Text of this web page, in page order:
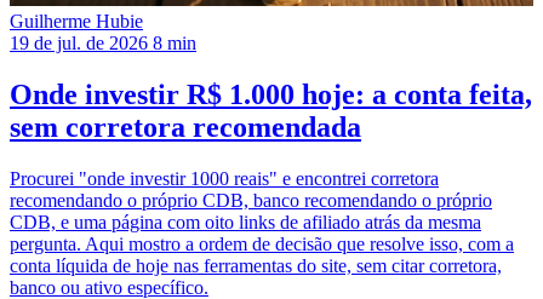
Guilherme Hubie
19 de jul. de 2026 8 min
Onde investir R$ 1.000 hoje: a conta feita,
sem corretora recomendada
Procurei "onde investir 1000 reais" e encontrei corretora
recomendando o próprio CDB, banco recomendando o próprio
CDB, e uma página com oito links de afiliado atrás da mesma
pergunta. Aqui mostro a ordem de decisão que resolve isso, com a
conta líquida de hoje nas ferramentas do site, sem citar corretora,
banco ou ativo específico.